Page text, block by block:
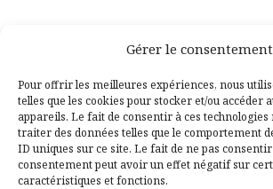
Gérer le consentement
Pour offrir les meilleures expériences, nous
telles que les cookies pour stocker et/ou accéder
appareils. Le fait de consentir à ces
traiter des données telles que le comportement
ID uniques sur ce site. Le fait de ne pas
consentement peut avoir un effet négatif sur
caractéristiques et fonctions.
Facebook
Pinterest